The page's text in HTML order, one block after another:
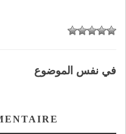
في نفس الموضوع